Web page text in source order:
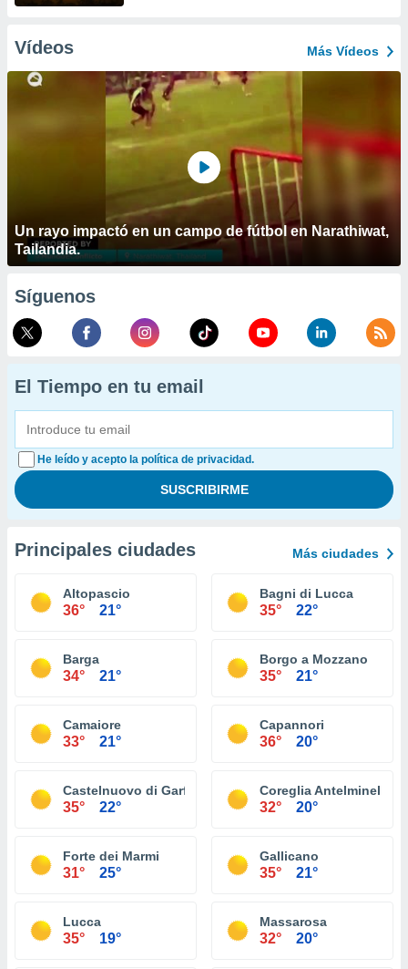
Vídeos Más Vídeos
Un rayo impactó en un campo de fútbol en Narathiwat,
Tailandia.
Síguenos
El Tiempo en tu email
He leído y acepto la política de privacidad.
Principales ciudades Más ciudades
Altopascio
36° 21°
Bagni di Lucca
35° 22°
Barga
34° 21°
Borgo a Mozzano
35° 21°
Camaiore
33° 21°
Capannori
36° 20°
Castelnuovo di Garfagnana
35° 22°
Coreglia Antelminelli
32° 20°
Forte dei Marmi
31° 25°
Gallicano
35° 21°
Lucca
35° 19°
Massarosa
32° 20°